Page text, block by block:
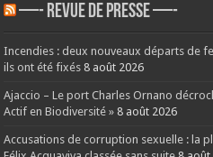
—- REVUE DE PRESSE —-
Incendies : deux nouveaux départs de
ils ont été fixés 8 août 2026
Ajaccio – Le port Charles Ornano
Actif en Biodiversité » 8 août 2026
Accusations de corruption sexuelle : la